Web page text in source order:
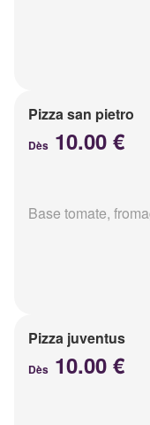
Pizza san pietro
Dès 10.00 €
Base tomate,
Pizza juventus
Dès 10.00 €